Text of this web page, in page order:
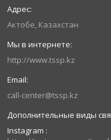
Актобе, Казахстан
http://www.tssp.kz
call-center@tssp.kz
Instagram